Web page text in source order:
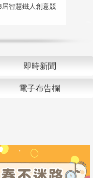
智慧鐵人創意競
即時新聞
電子布告欄